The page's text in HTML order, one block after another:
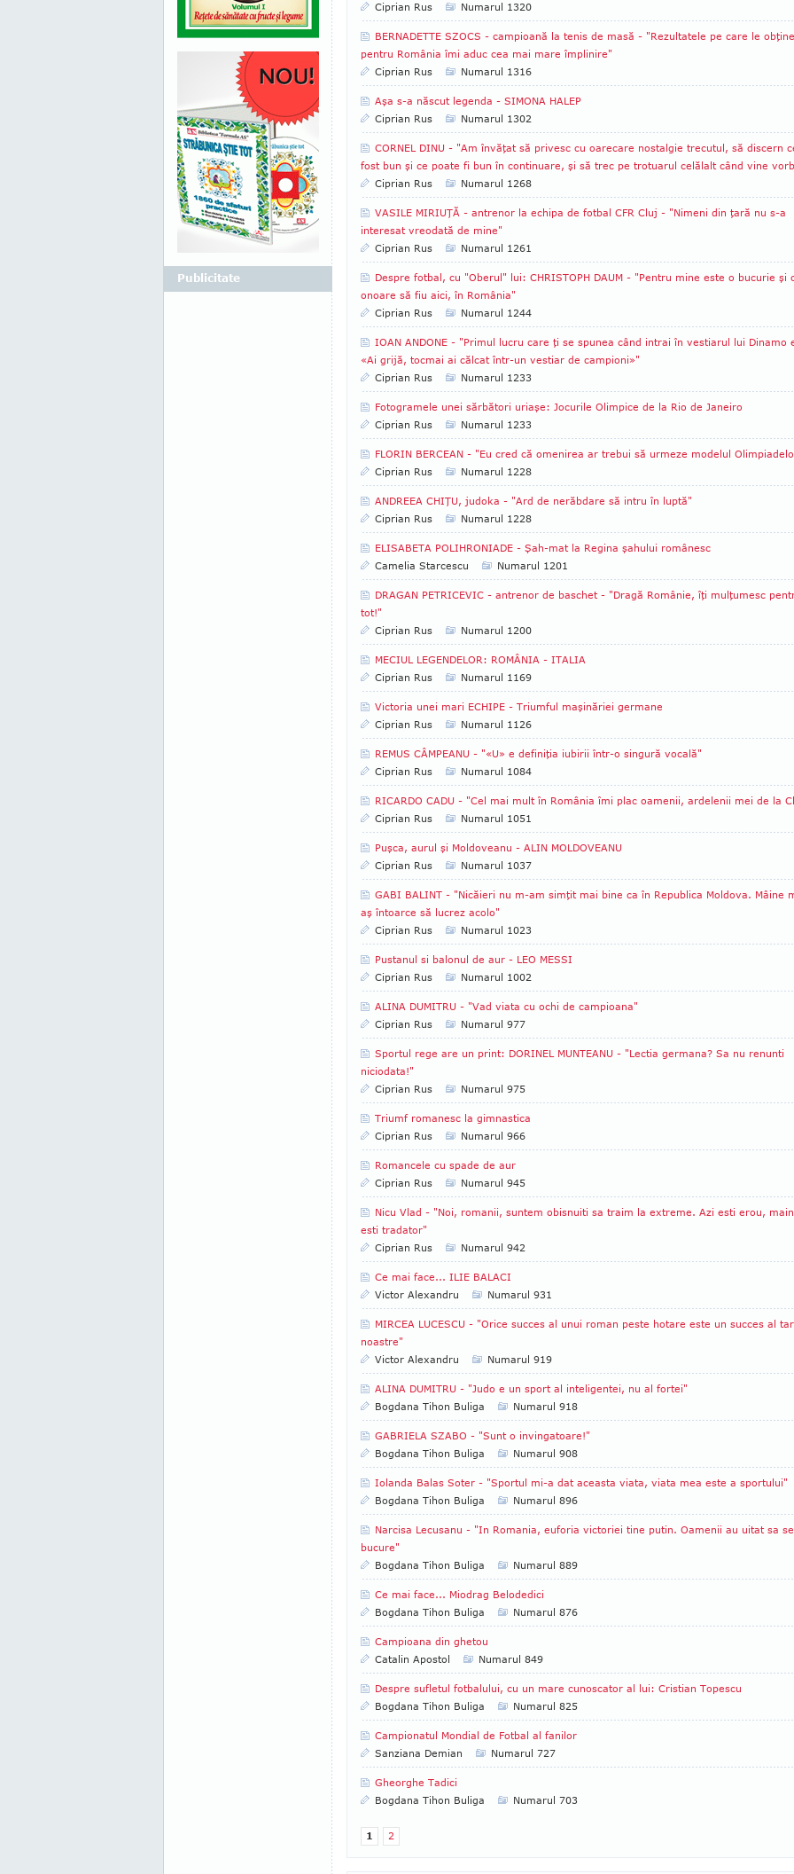
Ciprian Rus
Numarul 1320
BERNADETTE SZOCS - campioană la tenis de masă - "Rezultatele pe care le
pentru România îmi aduc cea mai mare împlinire"
Ciprian Rus
Numarul 1316
Aşa s-a născut legenda - SIMONA HALEP
Ciprian Rus
Numarul 1302
CORNEL DINU - "Am învăţat să privesc cu oarecare nostalgie trecutul, să discern
fost bun şi ce poate fi bun în continuare, şi să trec pe trotuarul celălalt când vine
Ciprian Rus
Numarul 1268
VASILE MIRIUŢĂ - antrenor la echipa de fotbal CFR Cluj - "Nimeni din ţară nu s-a
interesat vreodată de mine"
Ciprian Rus
Numarul 1261
Despre fotbal, cu "Oberul" lui: CHRISTOPH DAUM - "Pentru mine este o bucurie şi
onoare să fiu aici, în România"
Ciprian Rus
Numarul 1244
IOAN ANDONE - "Primul lucru care ţi se spunea când intrai în vestiarul lui Dinamo
«Ai grijă, tocmai ai călcat într-un vestiar de campioni»"
Ciprian Rus
Numarul 1233
Fotogramele unei sărbători uriaşe: Jocurile Olimpice de la Rio de Janeiro
Ciprian Rus
Numarul 1233
FLORIN BERCEAN - "Eu cred că omenirea ar trebui să urmeze modelul
Ciprian Rus
Numarul 1228
ANDREEA CHIŢU, judoka - "Ard de nerăbdare să intru în luptă"
Ciprian Rus
Numarul 1228
ELISABETA POLIHRONIADE - Şah-mat la Regina şahului românesc
Camelia Starcescu
Numarul 1201
DRAGAN PETRICEVIC - antrenor de baschet - "Dragă Românie, îţi mulţumesc
tot!"
Ciprian Rus
Numarul 1200
MECIUL LEGENDELOR: ROMÂNIA - ITALIA
Ciprian Rus
Numarul 1169
Victoria unei mari ECHIPE - Triumful maşinăriei germane
Ciprian Rus
Numarul 1126
REMUS CÂMPEANU - "«U» e definiţia iubirii într-o singură vocală"
Ciprian Rus
Numarul 1084
RICARDO CADU - "Cel mai mult în România îmi plac oamenii, ardelenii mei de la
Ciprian Rus
Numarul 1051
Puşca, aurul şi Moldoveanu - ALIN MOLDOVEANU
Ciprian Rus
Numarul 1037
GABI BALINT - "Nicăieri nu m-am simţit mai bine ca în Republica Moldova. Mâine
aş întoarce să lucrez acolo"
Ciprian Rus
Numarul 1023
Pustanul si balonul de aur - LEO MESSI
Ciprian Rus
Numarul 1002
ALINA DUMITRU - "Vad viata cu ochi de campioana"
Ciprian Rus
Numarul 977
Sportul rege are un print: DORINEL MUNTEANU - "Lectia germana? Sa nu renunti
niciodata!"
Ciprian Rus
Numarul 975
Triumf romanesc la gimnastica
Ciprian Rus
Numarul 966
Romancele cu spade de aur
Ciprian Rus
Numarul 945
Nicu Vlad - "Noi, romanii, suntem obisnuiti sa traim la extreme. Azi esti erou,
esti tradator"
Ciprian Rus
Numarul 942
Ce mai face... ILIE BALACI
Victor Alexandru
Numarul 931
MIRCEA LUCESCU - "Orice succes al unui roman peste hotare este un succes al
noastre"
Victor Alexandru
Numarul 919
ALINA DUMITRU - "Judo e un sport al inteligentei, nu al fortei"
Bogdana Tihon Buliga
Numarul 918
GABRIELA SZABO - "Sunt o invingatoare!"
Bogdana Tihon Buliga
Numarul 908
Iolanda Balas Soter - "Sportul mi-a dat aceasta viata, viata mea este a sportului"
Bogdana Tihon Buliga
Numarul 896
Narcisa Lecusanu - "In Romania, euforia victoriei tine putin. Oamenii au uitat sa se
bucure"
Bogdana Tihon Buliga
Numarul 889
Ce mai face... Miodrag Belodedici
Bogdana Tihon Buliga
Numarul 876
Campioana din ghetou
Catalin Apostol
Numarul 849
Despre sufletul fotbalului, cu un mare cunoscator al lui: Cristian Topescu
Bogdana Tihon Buliga
Numarul 825
Campionatul Mondial de Fotbal al fanilor
Sanziana Demian
Numarul 727
Gheorghe Tadici
Bogdana Tihon Buliga
Numarul 703
1 2
Publicitate